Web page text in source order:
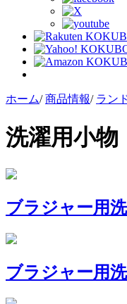
ホーム/ 商品情報/ ラン
洗濯用小物
ブラジャー用
ブラジャー用